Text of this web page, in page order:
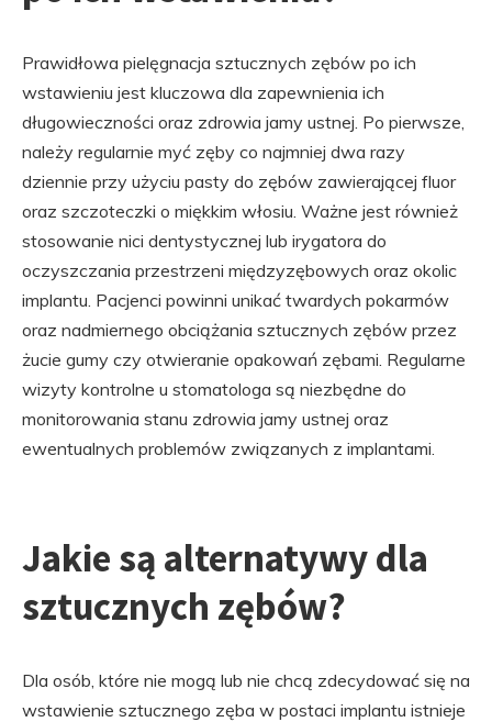
Prawidłowa pielęgnacja sztucznych zębów po ich
wstawieniu jest kluczowa dla zapewnienia ich
długowieczności oraz zdrowia jamy ustnej. Po pierwsze,
należy regularnie myć zęby co najmniej dwa razy
dziennie przy użyciu pasty do zębów zawierającej fluor
oraz szczoteczki o miękkim włosiu. Ważne jest również
stosowanie nici dentystycznej lub irygatora do
oczyszczania przestrzeni międzyzębowych oraz okolic
implantu. Pacjenci powinni unikać twardych pokarmów
oraz nadmiernego obciążania sztucznych zębów przez
żucie gumy czy otwieranie opakowań zębami. Regularne
wizyty kontrolne u stomatologa są niezbędne do
monitorowania stanu zdrowia jamy ustnej oraz
ewentualnych problemów związanych z implantami.
Jakie są alternatywy dla
sztucznych zębów?
Dla osób, które nie mogą lub nie chcą zdecydować się na
wstawienie sztucznego zęba w postaci implantu istnieje